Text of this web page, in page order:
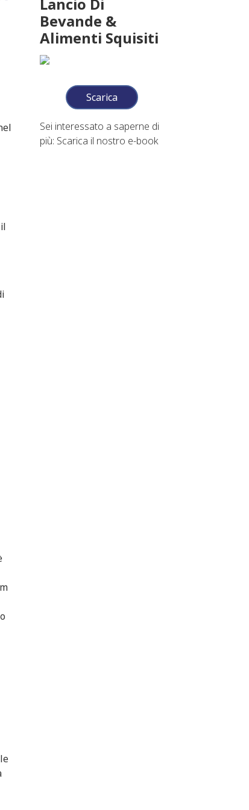
Lancio Di
Bevande &
Alimenti Squisiti
Scarica
Sei interessato a saperne di
più: Scarica il nostro e-book